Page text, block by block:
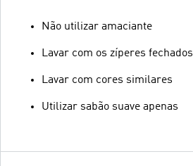
Não utilizar amaciante
Lavar com os zíperes fechados
Lavar com cores similares
Utilizar sabão suave apenas